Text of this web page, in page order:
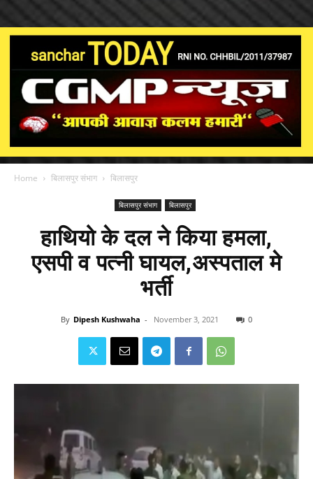
Home बिलासपुर संभाग बिलासपुर
बिलासपुर संभाग बिलासपुर
हाथियो के दल ने किया हमला,
एसपी व पत्नी घायल,अस्पताल मे
भर्ती
By Dipesh Kushwaha - November 3, 2021 0